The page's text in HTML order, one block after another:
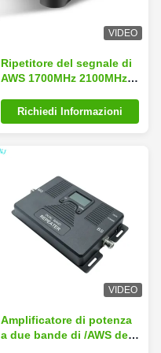
VIDEO
Ripetitore del segnale di
AWS 1700MHz 2100MHz
ROHSRichiedi Informazioni
VIDEO
Amplificatore di potenza
a due bande di /AWS del